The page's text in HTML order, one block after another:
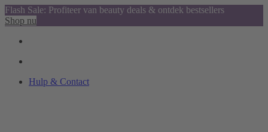
Flash Sale: Profiteer van beauty deals & ontdek bestsellers
Shop nu
Hulp & Contact